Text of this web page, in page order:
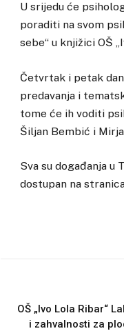
U srijedu će
poraditi na svom
sebe“ u knjižici OŠ
Četvrtak i petak
predavanja i
tome će ih voditi
Šiljan Bembić i
Sva su događanja
dostupan na
OŠ „Ivo Lola Ribar“
i zahvalnosti za